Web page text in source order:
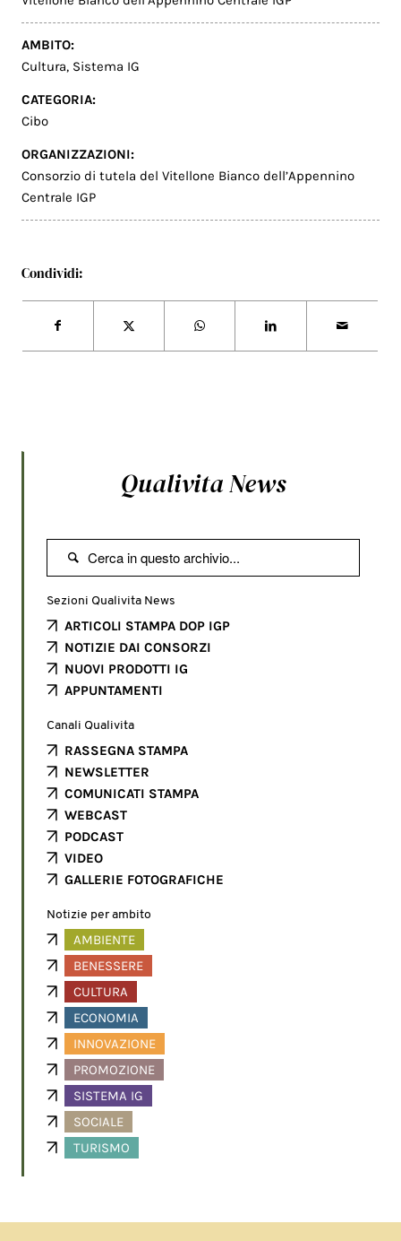
AMBITO:
Cultura, Sistema IG
CATEGORIA:
Cibo
ORGANIZZAZIONI:
Consorzio di tutela del Vitellone Bianco dell’Appennino
Centrale IGP
Condividi:
Qualivita News

Sezioni Qualivita News
ARTICOLI STAMPA DOP IGP
NOTIZIE DAI CONSORZI
NUOVI PRODOTTI IG
APPUNTAMENTI
Canali Qualivita
RASSEGNA STAMPA
NEWSLETTER
COMUNICATI STAMPA
WEBCAST
PODCAST
VIDEO
GALLERIE FOTOGRAFICHE
Notizie per ambito
AMBIENTE
BENESSERE
CULTURA
ECONOMIA
INNOVAZIONE
PROMOZIONE
SISTEMA IG
SOCIALE
TURISMO